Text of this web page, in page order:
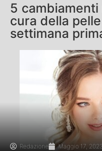
5
cura della
settimana
Redazione Maggio 17,